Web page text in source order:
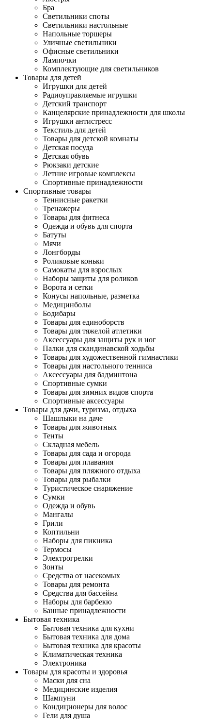
Бра
Светильники споты
Светильники настольные
Напольные торшеры
Уличные светильники
Офисные светильники
Лампочки
Комплектующие для светильников
Товары для детей
Игрушки для детей
Радиоуправляемые игрушки
Детский транспорт
Канцелярские принадлежности для школы
Игрушки антистресс
Текстиль для детей
Товары для детской комнаты
Детская посуда
Детская обувь
Рюкзаки детские
Летние игровые комплексы
Спортивные принадлежности
Спортивные товары
Теннисные ракетки
Тренажеры
Товары для фитнеса
Одежда и обувь для спорта
Батуты
Мячи
Лонгборды
Роликовые коньки
Самокаты для взрослых
Наборы защиты для роликов
Ворота и сетки
Конусы напольные, разметка
Медицинболы
Бодибары
Товары для единоборств
Товары для тяжелой атлетики
Аксессуары для защиты рук и ног
Палки для скандинавской ходьбы
Товары для художественной гимнастики
Товары для настольного тенниса
Аксессуары для бадминтона
Спортивные сумки
Товары для зимних видов спорта
Спортивные аксессуары
Товары для дачи, туризма, отдыха
Шашлыки на даче
Товары для животных
Тенты
Складная мебель
Товары для сада и огорода
Товары для плавания
Товары для пляжного отдыха
Товары для рыбалки
Туристическое снаряжение
Сумки
Одежда и обувь
Мангалы
Грили
Коптильни
Наборы для пикника
Термосы
Электрогрелки
Зонты
Средства от насекомых
Товары для ремонта
Средства для бассейна
Наборы для барбекю
Банные принадлежности
Бытовая техника
Бытовая техника для кухни
Бытовая техника для дома
Бытовая техника для красоты
Климатическая техника
Электроника
Товары для красоты и здоровья
Маски для сна
Медицинские изделия
Шампуни
Кондиционеры для волос
Гели для душа